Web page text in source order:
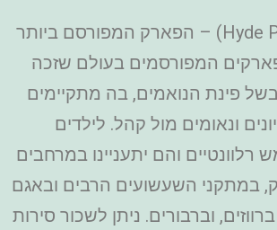
הייד פארק (Hyde Park) – הפארק המפורסם ביותר
המפורסמים בעולם שזכה
פינת הנואמים, בה מתקיימים
ונאומים מול קהל. לילדים
והם יתעניינו במרחבים
במתקני השעשועים הרבים ובאגם
וברבורים. ניתן לשכור סירות